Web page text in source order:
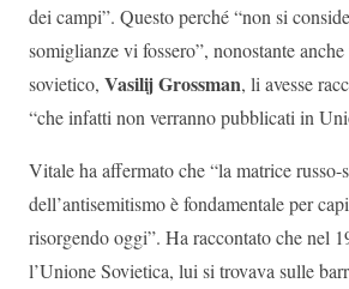
dei campi”. Questo perché “non si
somiglianze vi fossero”, nonostante
sovietico, Vasilij Grossman, li avesse
“che infatti non verranno pubblicati in
Vitale ha affermato che “la matrice russo-
dell’antisemitismo è fondamentale per
risorgendo oggi”. Ha raccontato che nel
l’Unione Sovietica, lui si trovava sulle